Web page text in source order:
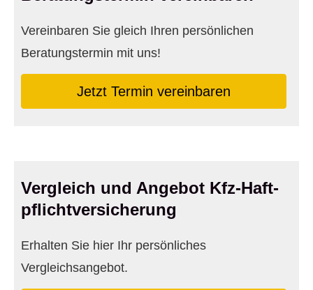
Vereinbaren Sie gleich Ihren persönlichen
Beratungstermin mit uns!
Jetzt Termin ver­ein­baren
Vergleich und Angebot Kfz-Haft­
pflichtversicherung
Erhalten Sie hier Ihr persönliches
Vergleichsangebot.